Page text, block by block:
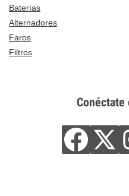
Baterías
Alternadores
Faros
Filtros